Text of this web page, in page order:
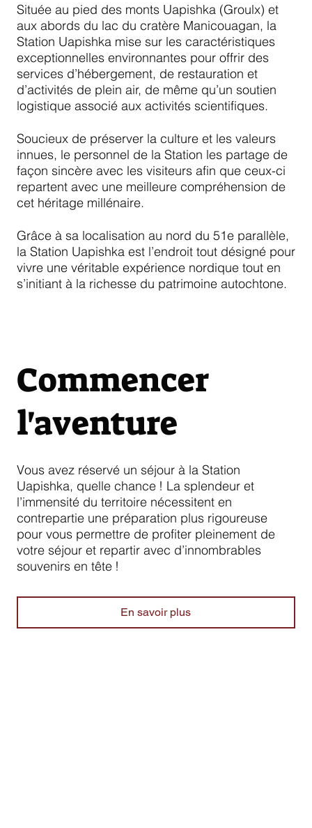
Située au pied des monts Uapishka (Groulx) et
aux abords du lac du cratère Manicouagan, la
Station Uapishka mise sur les caractéristiques
exceptionnelles environnantes pour offrir des
services d’hébergement, de restauration et
d’activités de plein air, de même qu’un soutien
logistique associé aux activités scientifiques.
Grâce à sa localisation au nord du 51e parallèle,
la Station Uapishka est l’endroit tout désigné pour
vivre une véritable expérience nordique tout en
s’initiant à la richesse du patrimoine autochtone.
Soucieux de préserver la culture et les valeurs
innues, le personnel de la Station les partage de
façon sincère avec les visiteurs afin que ceux-ci
repartent avec une meilleure compréhension de
cet héritage millénaire.
Commencer
l'aventure
Vous avez réservé un séjour à la Station
Uapishka, quelle chance ! La splendeur et
l’immensité du territoire nécessitent en
contrepartie une préparation plus rigoureuse
pour vous permettre de profiter pleinement de
votre séjour et repartir avec d’innombrables
souvenirs en tête !
En savoir plus